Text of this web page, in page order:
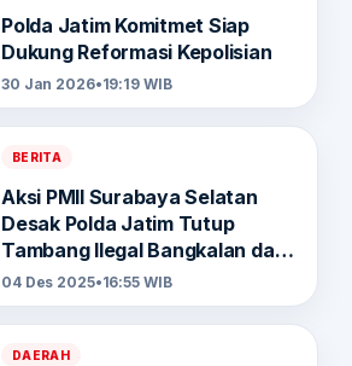
Polda Jatim Komitmet Siap
Dukung Reformasi Kepolisian
30 Jan 2026•19:19 WIB
BERITA
Aksi PMII Surabaya Selatan
Desak Polda Jatim Tutup
Tambang Ilegal Bangkalan dan
Evaluasi Dirreskrimsus
04 Des 2025•16:55 WIB
DAERAH